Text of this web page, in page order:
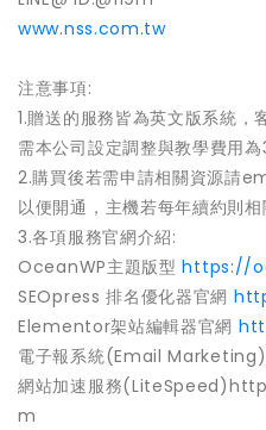
www.nss.com.tw
注意事項:
1.贈送的服務皆為英文版系統
需本公司設定調整與教學費用
2.購買後若需申請相關資源請
以便開通，主機若每年續約則
3.各項服務官網介紹:
OceanWP主題版型https://
SEOpress 排名優化器官網
Elementor架站編輯器官網
電子報系統(Email
網站加速服務
m